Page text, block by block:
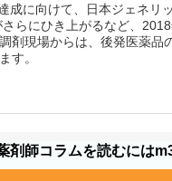
成に向けて、日本ジェネリ
らにひき上がるなど、
剤現場からは、後発医薬品
す。
剤師コラムを読むには